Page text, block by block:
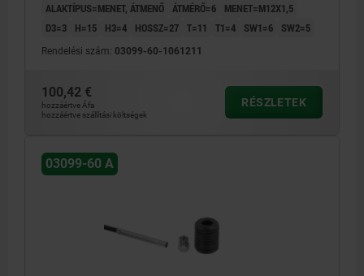
ALAKTÍPUS=MENET, ÁTMENŐ ÁTMÉRŐ=6
MENET=M12X1,5
D3=3
H=15 H3=4 HOSSZ=27 T=11 T1=4 SW1=6 SW2=5
Rendelési szám: 03099-60-1061211
100,42 €
hozzáértve Áfa
hozzáértve szállítási költségek
RÉSZLETEK
03099-60 A